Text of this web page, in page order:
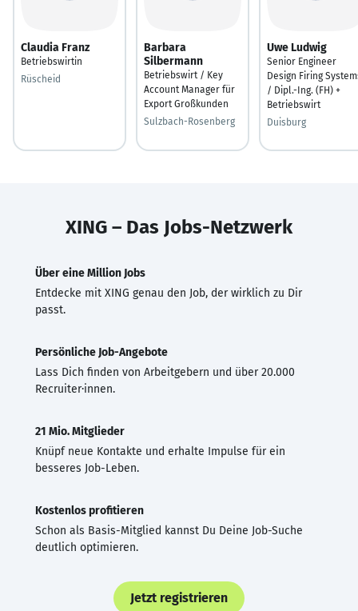
Claudia Franz
Betriebswirtin
Rüscheid
Barbara
Silbermann
Betriebswirt / Key
Account Manager für
Export Großkunden
Sulzbach-Rosenberg
Uwe Ludwig
Senior Engineer
Design Firing
/ Dipl.-Ing. (FH) +
Betriebswirt
Duisburg
XING – Das Jobs-Netzwerk
Über eine Million Jobs
Entdecke mit XING genau den Job, der wirklich zu Dir
passt.
Persönliche Job-Angebote
Lass Dich finden von Arbeitgebern und über 20.000
Recruiter·innen.
21 Mio. Mitglieder
Knüpf neue Kontakte und erhalte Impulse für ein
besseres Job-Leben.
Kostenlos profitieren
Schon als Basis-Mitglied kannst Du Deine Job-Suche
deutlich optimieren.
Jetzt registrieren